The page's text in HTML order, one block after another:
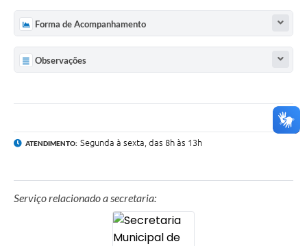
Forma de Acompanhamento
Observações
ATENDIMENTO: Segunda à sexta, das 8h às 13h
Serviço relacionado a secretaria: